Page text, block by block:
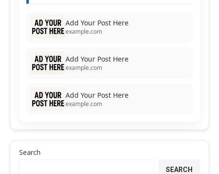
Add Your Post Here
example.com
Add Your Post Here
example.com
Add Your Post Here
example.com
Search
SEARCH